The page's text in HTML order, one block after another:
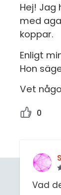
Hej! Jag
med
koppar.
Enligt
Hon
Vet
0
Vad